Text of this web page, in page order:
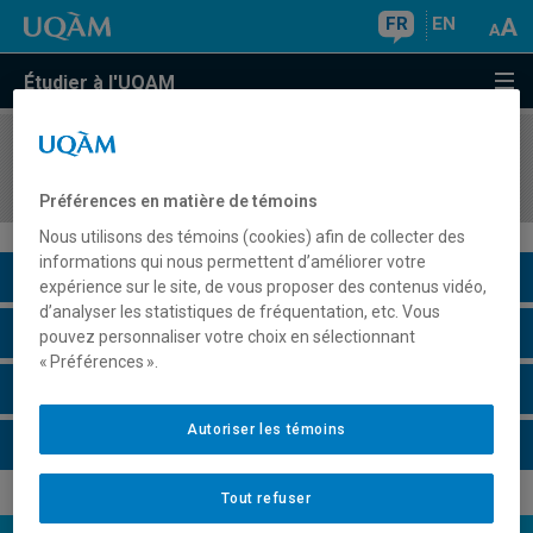
FR EN
Étudier à l'UQAM
COURS//
Description du cours
Horaire - Été 2026
Préférences en matière de témoins
Nous utilisons des témoins (cookies) afin de collecter des
informations qui nous permettent d’améliorer votre
expérience sur le site, de vous proposer des contenus vidéo,
d’analyser les statistiques de fréquentation, etc. Vous
pouvez personnaliser votre choix en sélectionnant
« Préférences ».
Tout refuser
Autoriser les témoins